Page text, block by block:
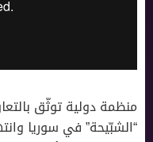
منظمة دولية توثّق
“الشبّيحة” في سوريا